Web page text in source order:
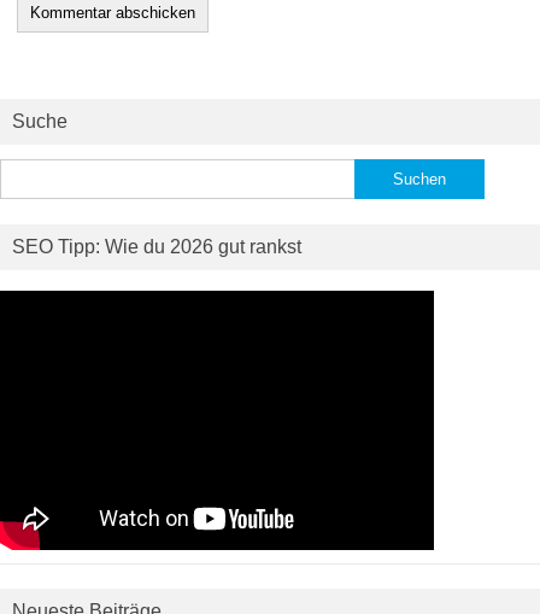
Suche
nach:
SEO Tipp: Wie du 2026 gut rankst